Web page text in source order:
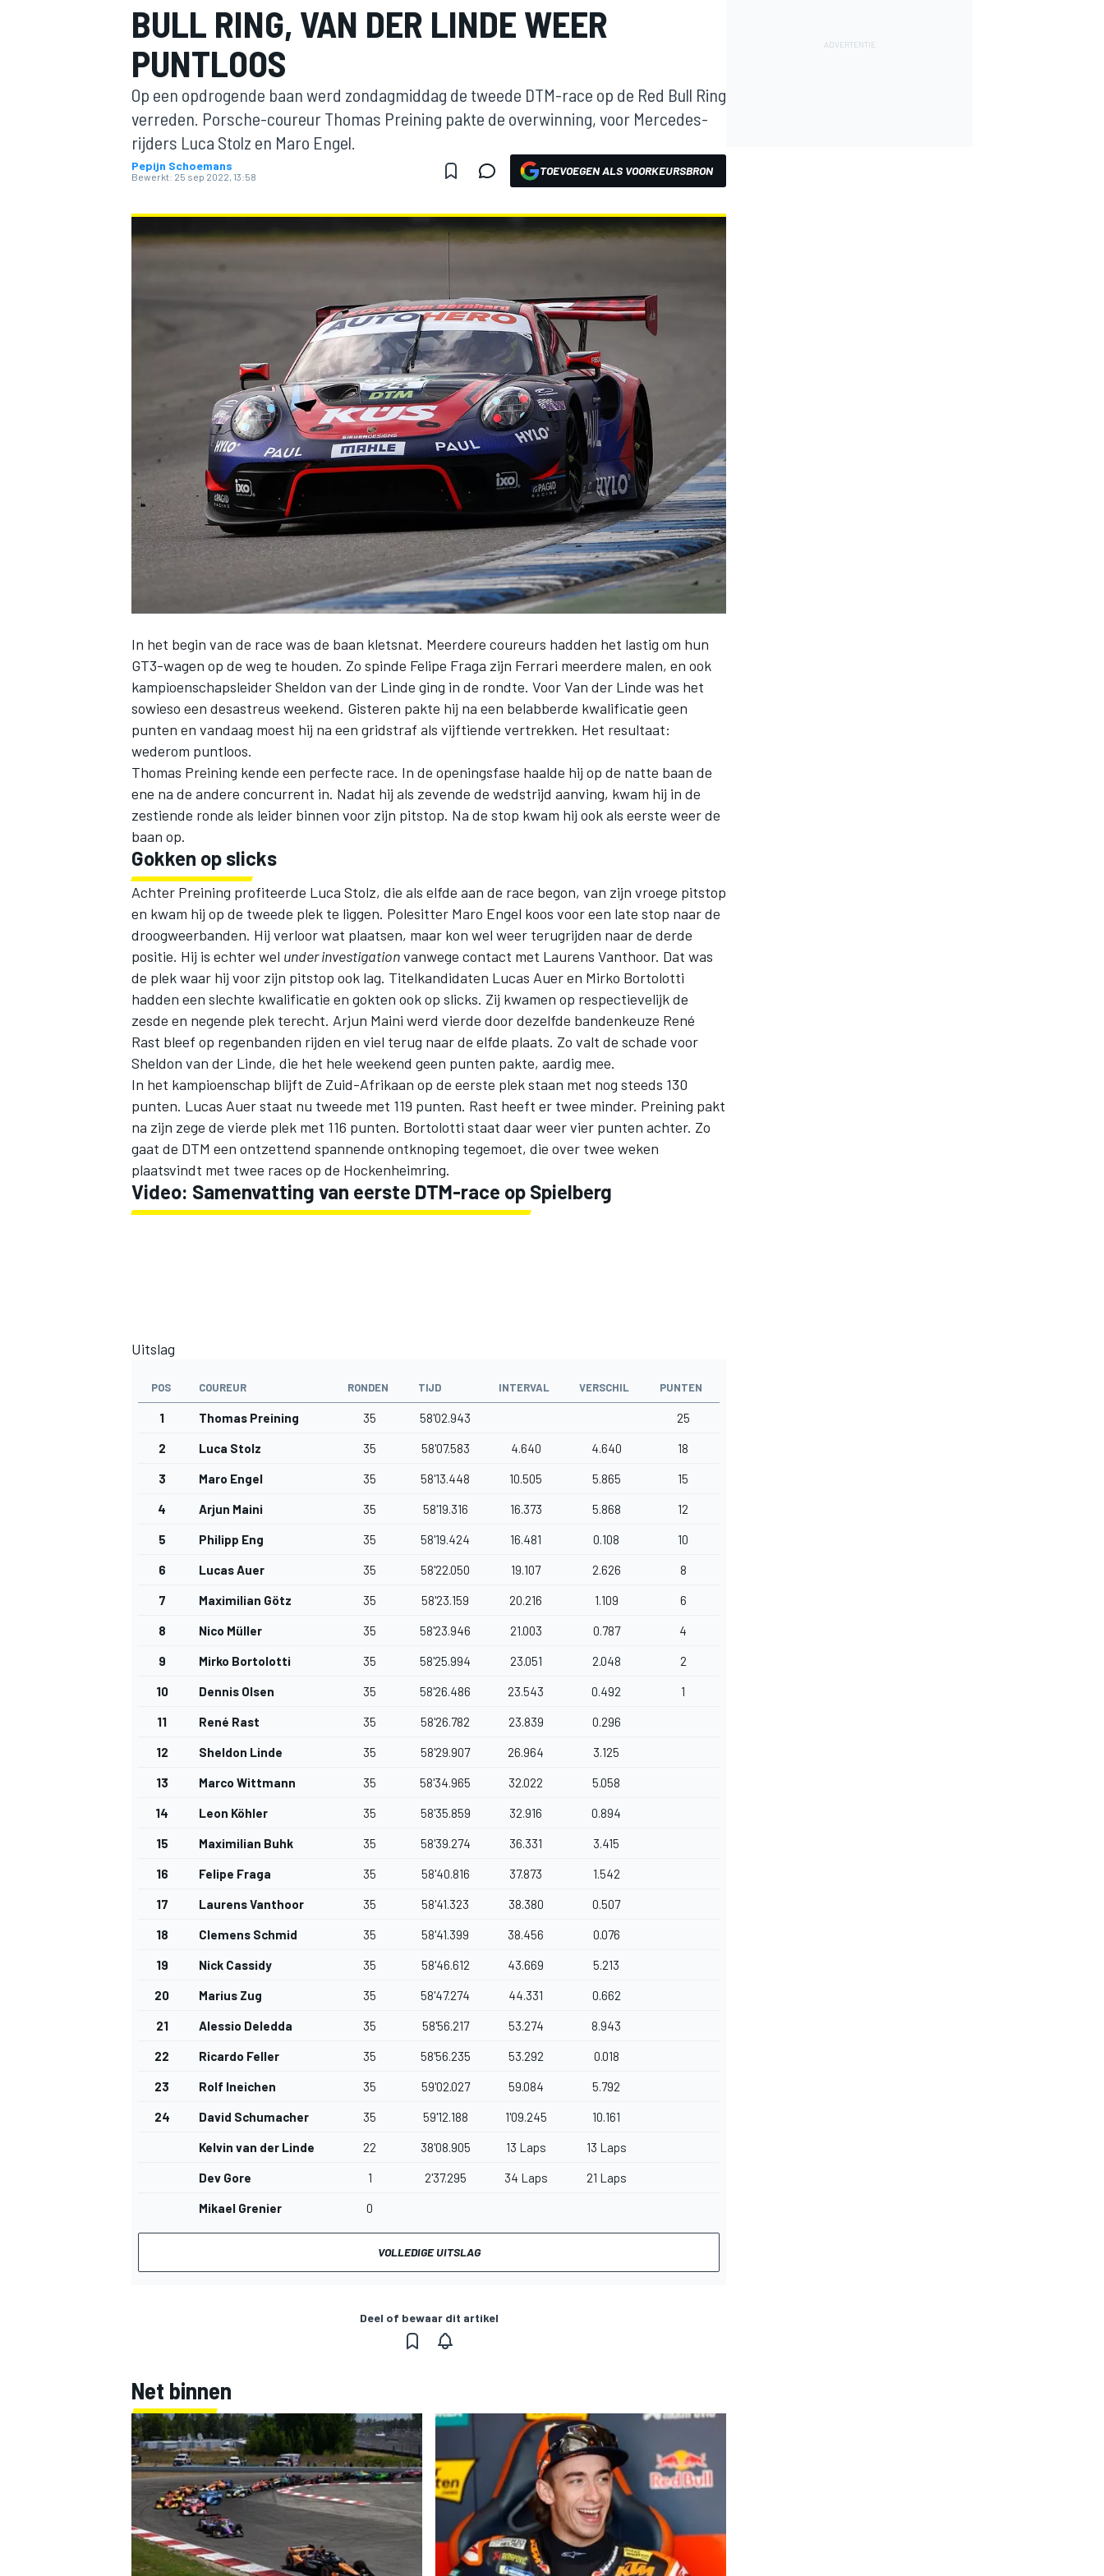
MOTOGP
WEC DTM
BULL RING, VAN DER LINDE WEER
PUNTLOOS
Op een opdrogende baan werd zondagmiddag de tweede DTM-race op de Red Bull Ring
verreden. Porsche-coureur Thomas Preining pakte de overwinning, voor Mercedes-
rijders Luca Stolz en Maro Engel.
Pepijn Schoemans
Bewerkt: 25 sep 2022, 13:58 TOEVOEGEN ALS VOORKEURSBRON
In het begin van de race was de baan kletsnat. Meerdere coureurs hadden het lastig om hun
GT3-wagen op de weg te houden. Zo spinde Felipe Fraga zijn Ferrari meerdere malen, en ook
kampioenschapsleider Sheldon van der Linde ging in de rondte. Voor Van der Linde was het
sowieso een desastreus weekend. Gisteren pakte hij na een belabberde kwalificatie geen
punten en vandaag moest hij na een gridstraf als vijftiende vertrekken. Het resultaat:
wederom puntloos.
Thomas Preining kende een perfecte race. In de openingsfase haalde hij op de natte baan de
ene na de andere concurrent in. Nadat hij als zevende de wedstrijd aanving, kwam hij in de
zestiende ronde als leider binnen voor zijn pitstop. Na de stop kwam hij ook als eerste weer de
baan op.
Gokken op slicks
Achter Preining profiteerde Luca Stolz, die als elfde aan de race begon, van zijn vroege pitstop
en kwam hij op de tweede plek te liggen. Polesitter Maro Engel koos voor een late stop naar de
droogweerbanden. Hij verloor wat plaatsen, maar kon wel weer terugrijden naar de derde
positie. Hij is echter wel under investigationvanwege contact met Laurens Vanthoor. Dat was
de plek waar hij voor zijn pitstop ook lag. Titelkandidaten Lucas Aueren Mirko Bortolotti
hadden een slechte kwalificatie en gokten ook op slicks. Zij kwamen op respectievelijk de
zesde en negende plek terecht. Arjun Maini werd vierde door dezelfde bandenkeuze René
Rast bleef op regenbanden rijden en viel terug naar de elfde plaats. Zo valt de schade voor
Sheldon van der Linde, die het hele weekend geen punten pakte, aardig mee.
In het kampioenschap blijft de Zuid-Afrikaan op de eerste plek staan met nog steeds 130
punten. Lucas Auer staat nu tweede met 119 punten. Rast heeft er twee minder. Preining pakt
na zijn zege de vierde plek met 116 punten. Bortolotti staat daar weer vier punten achter. Zo
gaat de DTM een ontzettend spannende ontknoping tegemoet, die over twee weken
plaatsvindt met twee races op de Hockenheimring.
Video: Samenvatting van eerste DTM-race op Spielberg
Uitslag
POS COUREUR RONDEN TIJD INTERVAL VERSCHIL PUNTEN
1 Thomas Preining 35 58'02.943 25
2 Luca Stolz 35 58'07.583 4.640 4.640 18
3 Maro Engel 35 58'13.448 10.505 5.865 15
4 Arjun Maini 35 58'19.316 16.373 5.868 12
5 Philipp Eng 35 58'19.424 16.481 0.108 10
6 Lucas Auer 35 58'22.050 19.107 2.626 8
7 Maximilian Götz 35 58'23.159 20.216 1.109 6
8 Nico Müller 35 58'23.946 21.003 0.787 4
9 Mirko Bortolotti 35 58'25.994 23.051 2.048 2
10 Dennis Olsen 35 58'26.486 23.543 0.492 1
11 René Rast 35 58'26.782 23.839 0.296
12 Sheldon Linde 35 58'29.907 26.964 3.125
13 Marco Wittmann 35 58'34.965 32.022 5.058
14 Leon Köhler 35 58'35.859 32.916 0.894
15 Maximilian Buhk 35 58'39.274 36.331 3.415
16 Felipe Fraga 35 58'40.816 37.873 1.542
17 Laurens Vanthoor 35 58'41.323 38.380 0.507
18 Clemens Schmid 35 58'41.399 38.456 0.076
19 Nick Cassidy 35 58'46.612 43.669 5.213
20 Marius Zug 35 58'47.274 44.331 0.662
21 Alessio Deledda 35 58'56.217 53.274 8.943
22 Ricardo Feller 35 58'56.235 53.292 0.018
23 Rolf Ineichen 35 59'02.027 59.084 5.792
24 David Schumacher 35 59'12.188 1'09.245 10.161
Kelvin van der Linde 22 38'08.905 13 Laps 13 Laps
Dev Gore 1 2'37.295 34 Laps 21 Laps
Mikael Grenier 0
VOLLEDIGE UITSLAG
Deel of bewaar dit artikel
Net binnen